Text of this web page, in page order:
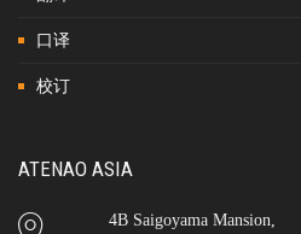
口译
校订
ATENAO ASIA
4B Saigoyama Mansion,